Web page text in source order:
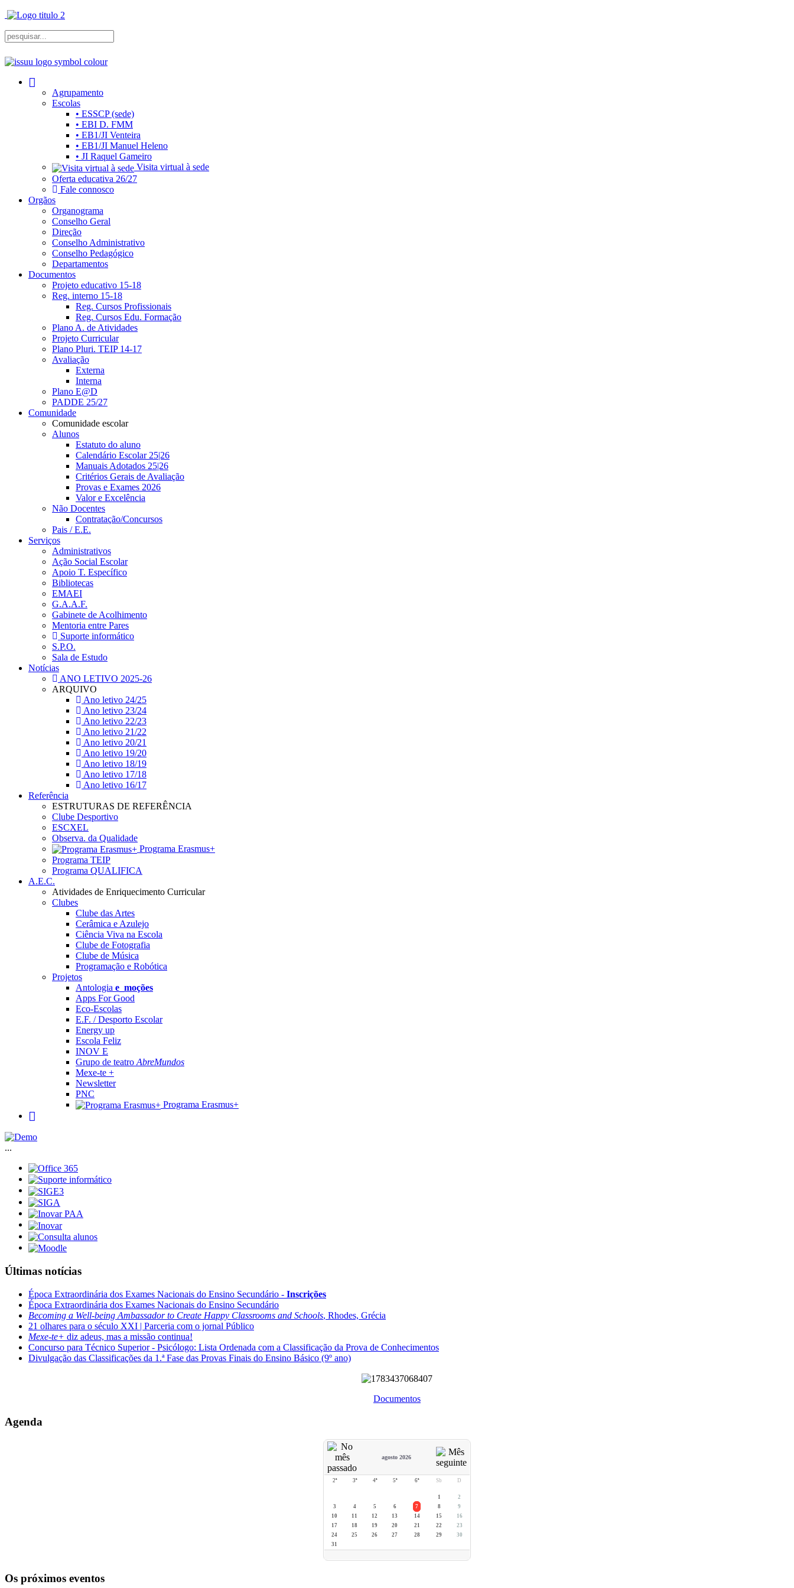
Agrupamento
Escolas
• ESSCP (sede)
• EBI D. FMM
• EB1/JI Venteira
• EB1/JI Manuel Heleno
• JI Raquel Gameiro
Visita virtual à sede
Oferta educativa 26/27
Fale connosco
Orgãos
Organograma
Conselho Geral
Direção
Conselho Administrativo
Conselho Pedagógico
Departamentos
Documentos
Projeto educativo 15-18
Reg. interno 15-18
Reg. Cursos Profissionais
Reg. Cursos Edu. Formação
Plano A. de Atividades
Projeto Curricular
Plano Pluri. TEIP 14-17
Avaliação
Externa
Interna
Plano E@D
PADDE 25/27
Comunidade
Comunidade escolar
Alunos
Estatuto do aluno
Calendário Escolar 25|26
Manuais Adotados 25|26
Critérios Gerais de Avaliação
Provas e Exames 2026
Valor e Excelência
Não Docentes
Contratação/Concursos
Pais / E.E.
Serviços
Administrativos
Ação Social Escolar
Apoio T. Específico
Bibliotecas
EMAEI
G.A.A.F.
Gabinete de Acolhimento
Mentoria entre Pares
Suporte informático
S.P.O.
Sala de Estudo
Notícias
ANO LETIVO 2025-26
ARQUIVO
Ano letivo 24/25
Ano letivo 23/24
Ano letivo 22/23
Ano letivo 21/22
Ano letivo 20/21
Ano letivo 19/20
Ano letivo 18/19
Ano letivo 17/18
Ano letivo 16/17
Referência
ESTRUTURAS DE REFERÊNCIA
Clube Desportivo
ESCXEL
Observa. da Qualidade
Programa Erasmus+
Programa TEIP
Programa QUALIFICA
A.E.C.
Atividades de Enriquecimento Curricular
Clubes
Clube das Artes
Cerâmica e Azulejo
Ciência Viva na Escola
Clube de Fotografia
Clube de Música
Programação e Robótica
Projetos
Antologia e_moções
Apps For Good
Eco-Escolas
E.F. / Desporto Escolar
Energy up
Escola Feliz
INOV E
Grupo de teatro AbreMundos
Mexe-te +
Newsletter
PNC
Programa Erasmus+
...
Últimas notícias
Época Extraordinária dos Exames Nacionais do Ensino Secundário - Inscrições
Época Extraordinária dos Exames Nacionais do Ensino Secundário
Becoming a Well-being Ambassador to Create Happy Classrooms and Schools, Rhodes, Grécia
21 olhares para o século XXI | Parceria com o jornal Público
Mexe-te+ diz adeus, mas a missão continua!
Concurso para Técnico Superior - Psicólogo: Lista Ordenada com a Classificação da Prova de Conhecimentos
Divulgação das Classificações da 1.ª Fase das Provas Finais do Ensino Básico (9º ano)
Documentos
Agenda
agosto 2026
2ª 3ª 4ª 5ª 6ª Sb D
1
2
3
4 5 6 7 8
9
10
11 12 13 14 15
16
17
18 19 20 21 22
23
24
25 26 27 28 29
30
31
Os próximos eventos